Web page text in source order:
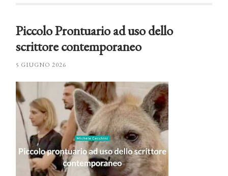
Piccolo Prontuario ad uso dello
scrittore contemporaneo
5 GIUGNO 2026